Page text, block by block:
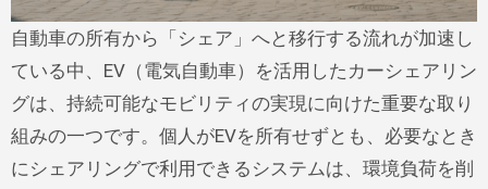
自動車の所有から「シェア」へと移行する流れが加速し
ている中、EV（電気自動車）を活用したカーシェアリン
グは、持続可能なモビリティの実現に向けた重要な取り
組みの一つです。個人がEVを所有せずとも、必要なとき
にシェアリングで利用できるシステムは、環境負荷を削